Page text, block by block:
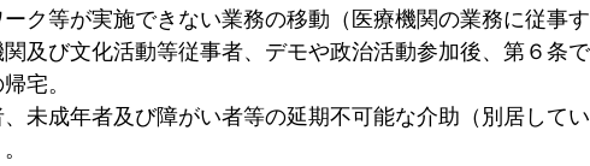
ーク等が実施できない業務の移動（医療機関の業務に従事
関及び文化活動等従事者、デモや政治活動参加後、第６条
宅。
、未成年者及び障がい者等の延期不可能な介助（別居して